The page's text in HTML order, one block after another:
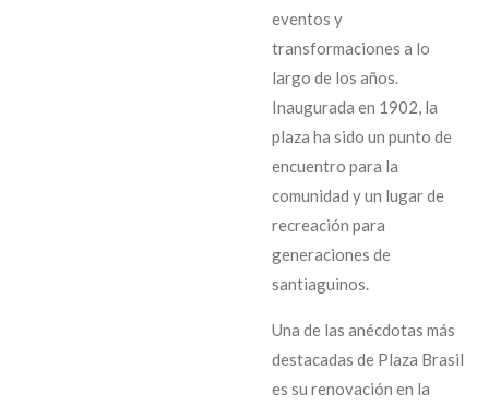
eventos y
transformaciones a lo
largo de los años.
Inaugurada en 1902, la
plaza ha sido un punto de
encuentro para la
comunidad y un lugar de
recreación para
generaciones de
santiaguinos.
Una de las anécdotas más
destacadas de Plaza Brasil
es su renovación en la